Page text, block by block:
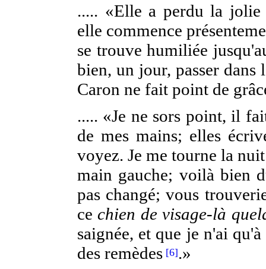
..... «Elle a perdu la
elle commence
se trouve humiliée
bien, un jour, passer dans
Caron ne fait point de
..... «Je ne sors point, il
de mes mains; elles
voyez. Je me tourne la
main gauche; voilà bien
pas changé; vous
ce chien de visage-là
saignée, et que je n'ai
des remèdes [6].»